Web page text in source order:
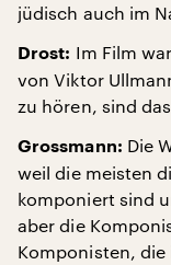
jüdisch auch im
Drost: Im Film
von Viktor
zu hören, sind
Grossmann: Die
weil die meisten
komponiert sind
aber die
Komponisten,